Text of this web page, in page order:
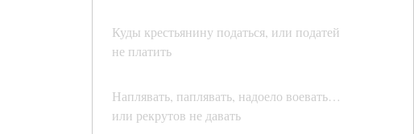
Куды крестьянину податься, или податей
не платить
Наплявать, паплявать, надоело воевать…
или рекрутов не давать